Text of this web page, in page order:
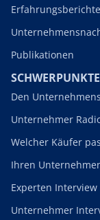
Erfahrungsberichte
Publikationen
SCHWERPUNKTE
Den
Unternehmer
Welcher Käufer
Ihren
Experten Interview
Unternehmer